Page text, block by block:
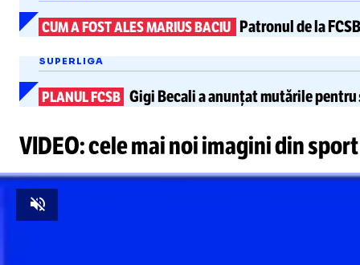
CUM A FOST ALES MARIUS BACIU Patronul de la
SUPERLIGA
PLANUL FCSB Gigi Becali a anunțat mutările
VIDEO: cele mai noi imagini din sport
Unmute